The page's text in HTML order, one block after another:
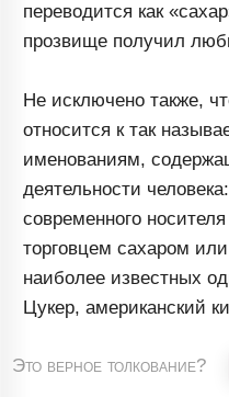
переводится как
прозвище получил
Не исключено также,
относится к так
именованиям,
деятельности
современного
торговцем сахаром
наиболее известных
Цукер, американский
Это верное толкование?